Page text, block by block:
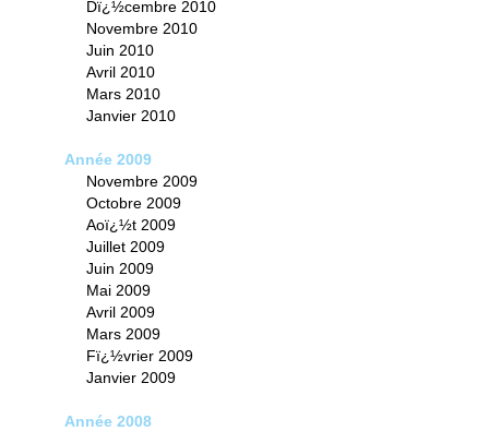
Dï¿½cembre 2010
Novembre 2010
Juin 2010
Avril 2010
Mars 2010
Janvier 2010
Année 2009
Novembre 2009
Octobre 2009
Aoï¿½t 2009
Juillet 2009
Juin 2009
Mai 2009
Avril 2009
Mars 2009
Fï¿½vrier 2009
Janvier 2009
Année 2008